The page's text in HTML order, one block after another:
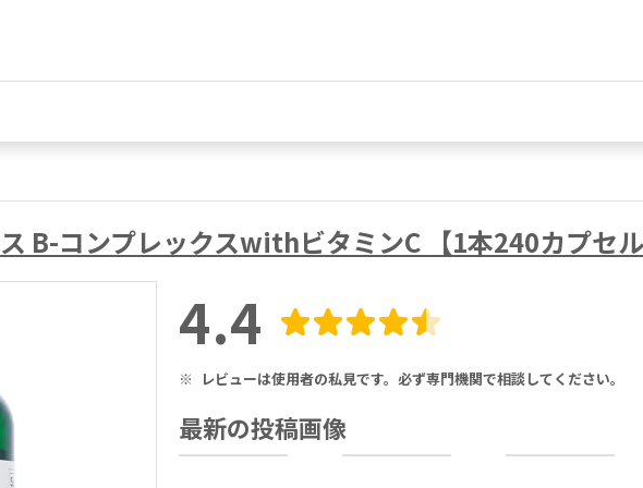
B-コンプレックスwithビタミンC 【1本240カプセ
4.4
※ レビューは使用者の私見です。必ず専門機関で相談してください。
最新の投稿画像